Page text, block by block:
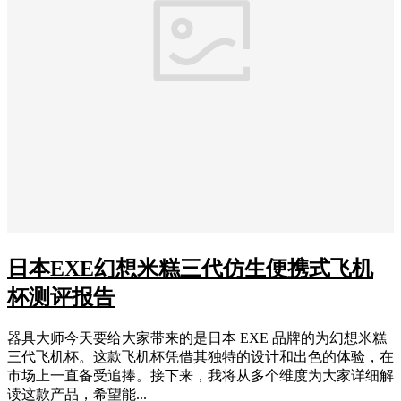
日本EXE幻想米糕三代仿生便携式飞机
杯测评报告
器具大师今天要给大家带来的是日本 EXE 品牌的为幻想米糕
三代飞机杯。这款飞机杯凭借其独特的设计和出色的体验，在
市场上一直备受追捧。接下来，我将从多个维度为大家详细解
读这款产品，希望能...